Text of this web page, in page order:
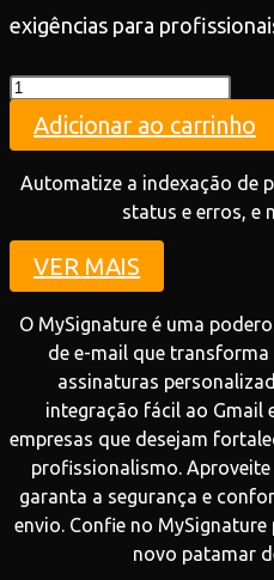
exigências para
Teste
quantidade
Adicionar ao carrinho
Automatize a indexação de
status e erros, e
VER MAIS
O MySignature é uma
de e-mail que
assinaturas
integração fácil ao Gmail
empresas que desejam
profissionalismo.
garanta a segurança e
envio. Confie no
novo patamar